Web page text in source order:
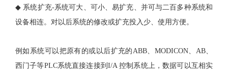
◆ 系统扩充-系统可大、可小、易扩充、并可与二百多种系统和
设备相连。对以后系统的修改或扩充投入少、使用方便。
例如系统可以把原有的或以后扩充的ABB、MODICON、AB、
西门子等PLC系统直接连接到I/A 控制系统上，数据可以互相实